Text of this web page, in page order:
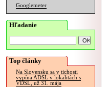
Googlemeter
Hľadanie
Top články
Na Slovensku sa v tichosti
vypína ADSL v lokalitách s
VDSL, už 31. mája